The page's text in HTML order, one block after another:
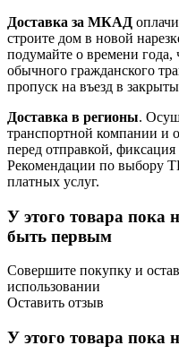
Доставка за МКАД
строите дом в новой
подумайте о времени года,
обычного гражданского
пропуск на въезд в
Доставка в регионы.
транспортной компании и
перед отправкой,
Рекомендации по выбору
платных услуг.
У этого товара пока
быть первым
Совершите покупку и
использовании
Оставить отзыв
У этого товара пока